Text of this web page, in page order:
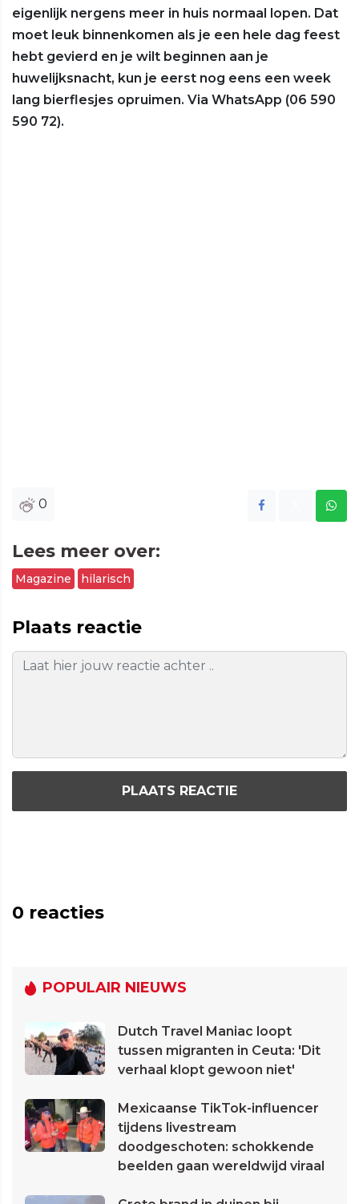
eigenlijk nergens meer in huis normaal lopen. Dat
moet leuk binnenkomen als je een hele dag feest
hebt gevierd en je wilt beginnen aan je
huwelijksnacht, kun je eerst nog eens een week
lang bierflesjes opruimen. Via WhatsApp (06 590
590 72).
0
Lees meer over:
Magazine hilarisch
Plaats reactie
PLAATS REACTIE
0 reacties
POPULAIR NIEUWS
Dutch Travel Maniac loopt
tussen migranten in Ceuta: 'Dit
verhaal klopt gewoon niet'
Mexicaanse TikTok-influencer
tijdens livestream
doodgeschoten: schokkende
beelden gaan wereldwijd viraal